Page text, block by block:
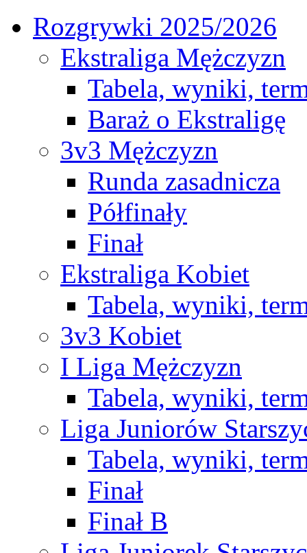
Rozgrywki 2025/2026
Ekstraliga Mężczyzn
Tabela, wyniki,
Baraż o Ekstraligę
3v3 Mężczyzn
Runda zasadnicza
Półfinały
Finał
Ekstraliga Kobiet
Tabela, wyniki,
3v3 Kobiet
I Liga Mężczyzn
Tabela, wyniki,
Liga Juniorów
Tabela, wyniki,
Finał
Finał B